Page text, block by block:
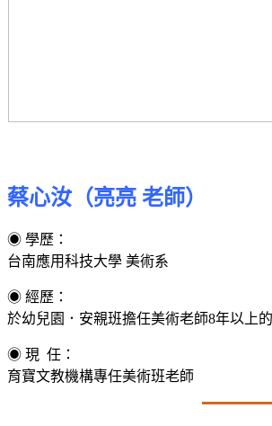
蔡心汝（亮亮 老師）
◉ 學歷：
台南應用科技大學 美術系
◉ 經歷：
於幼兒園．安親班擔任美術老師8年以上
◉ 現 任：
育寶文教機構專任美術班老師